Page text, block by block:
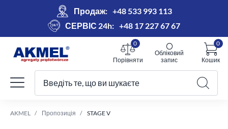
Продаж: +48 533 993 113
СЕРВІС 24h: +48 17 227 67 67
Порівняти
0
Обліковий
запис
Кошик
0
Ваш кошик
Введіть те, що ви шукаєте
AKMEL Пропозиція STAGE V